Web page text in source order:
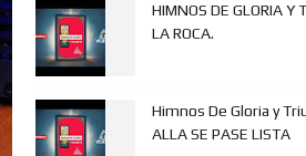
HIMNOS DE GLORIA Y
LA ROCA.
Himnos De Gloria y
ALLA SE PASE LISTA